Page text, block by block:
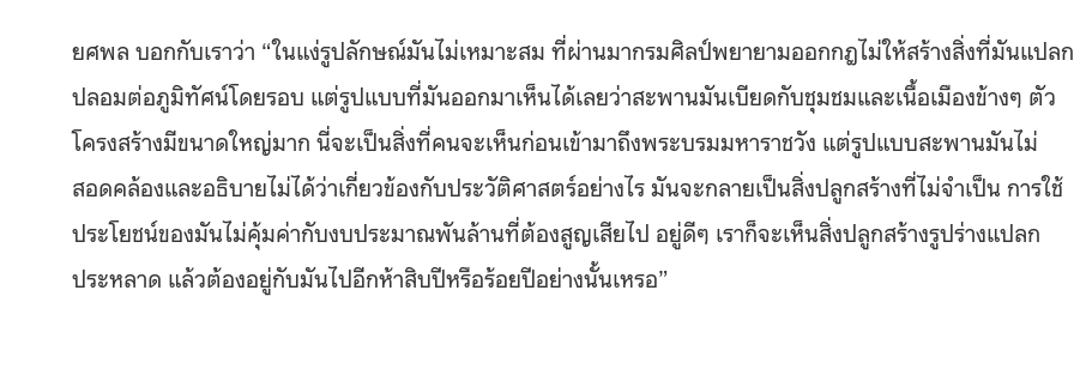
ยศพล บอกกับเราว่า “ในแง่รูปลักษณ์มันไม่เหมาะสม ที่ผ่านมากรมศิลป์พยายามออกกฎไม่ให้สร้างสิ่งที่มันแปลก
ปลอมต่อภูมิทัศน์โดยรอบ แต่รูปแบบที่มันออกมาเห็นได้เลยว่าสะพานมันเบียดกับชุมชมและเนื้อเมืองข้างๆ ตัว
โครงสร้างมีขนาดใหญ่มาก นี่จะเป็นสิ่งที่คนจะเห็นก่อนเข้ามาถึงพระบรมมหาราชวัง แต่รูปแบบสะพานมันไม่
สอดคล้องและอธิบายไม่ได้ว่าเกี่ยวข้องกับประวัติศาสตร์อย่างไร มันจะกลายเป็นสิ่งปลูกสร้างที่ไม่จำเป็น การใช้
ประโยชน์ของมันไม่คุ้มค่ากับงบประมาณพันล้านที่ต้องสูญเสียไป อยู่ดีๆ เราก็จะเห็นสิ่งปลูกสร้างรูปร่างแปลก
ประหลาด แล้วต้องอยู่กับมันไปอีกห้าสิบปีหรือร้อยปีอย่างนั้นเหรอ”